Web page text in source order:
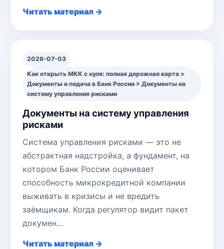
Читать материал →
2026-07-03
Как открыть МКК с нуля: полная дорожная карта >
Документы и подача в Банк России > Документы на
систему управления рисками
Документы на систему управления
рисками
Система управления рисками — это не
абстрактная надстройка, а фундамент, на
котором Банк России оценивает
способность микрокредитной компании
выживать в кризисы и не вредить
заёмщикам. Когда регулятор видит пакет
докумен…
Читать материал →